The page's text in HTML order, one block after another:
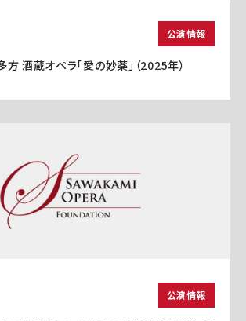
公演情報
方 酒蔵オペラ「愛の妙薬」（2025年）
公演情報